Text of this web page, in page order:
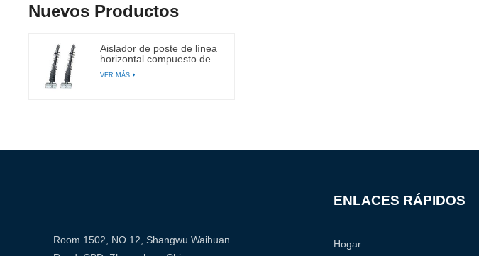
Nuevos Productos
Aislador de poste de línea
horizontal compuesto de
66 kv
VER MÁS
Room 1502, NO.12, Shangwu Waihuan
ENLACES RÁPIDOS
Hogar